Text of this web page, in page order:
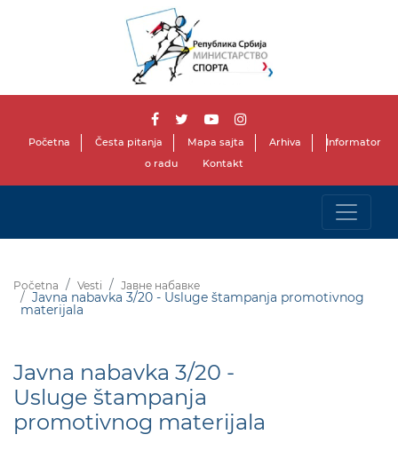
Početna Česta pitanja Mapa sajta Arhiva
Informator
o radu
Kontakt
Početna Vesti Јавне набавке
Javna nabavka 3/20 - Usluge štampanja promotivnog
materijala
Javna nabavka 3/20 -
Usluge štampanja
promotivnog materijala